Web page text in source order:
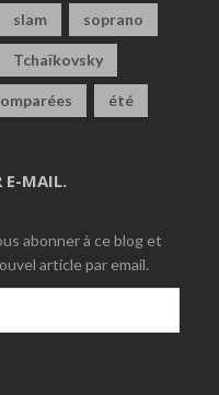
slam soprano
Tchaïkovsky
été
E-MAIL.
abonner à ce blog et
article par email.